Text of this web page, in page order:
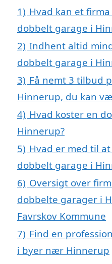
1) Hvad kan et
dobbelt garage i
2) Indhent altid
dobbelt garage i
3) Få nemt 3 tilbud
Hinnerup, du kan
4) Hvad koster en
Hinnerup?
5) Hvad er med til
dobbelt garage i
6) Oversigt over
dobbelte garager i
Favrskov Kommune
7) Find en
i byer nær Hinnerup